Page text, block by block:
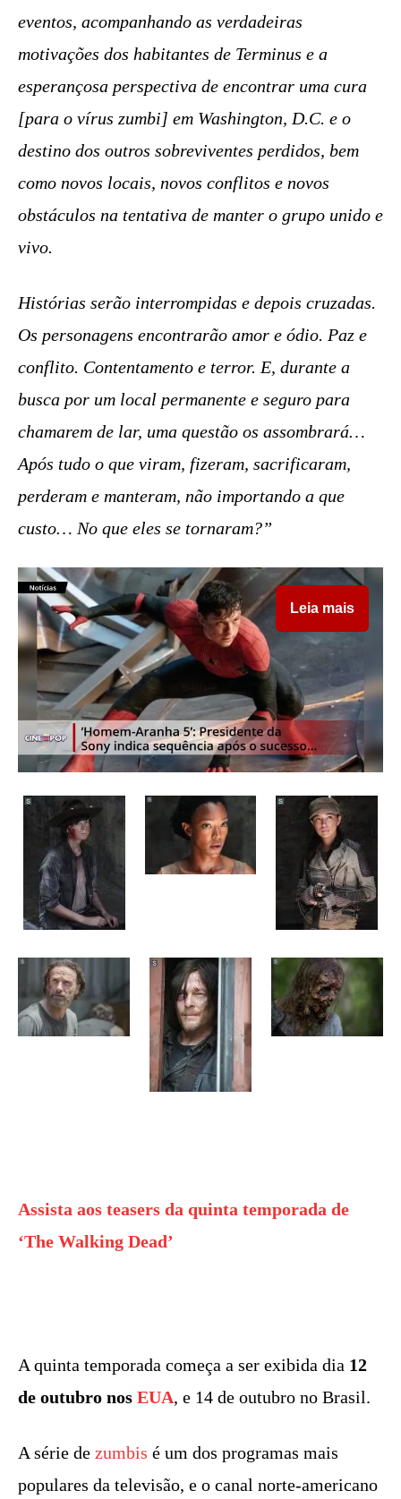
eventos, acompanhando as verdadeiras
motivações dos habitantes de Terminus e a
esperançosa perspectiva de encontrar uma cura
[para o vírus zumbi] em Washington, D.C. e o
destino dos outros sobreviventes perdidos, bem
como novos locais, novos conflitos e novos
obstáculos na tentativa de manter o grupo unido e
vivo.
Histórias serão interrompidas e depois cruzadas.
Os personagens encontrarão amor e ódio. Paz e
conflito. Contentamento e terror. E, durante a
busca por um local permanente e seguro para
chamarem de lar, uma questão os assombrará…
Após tudo o que viram, fizeram, sacrificaram,
perderam e manteram, não importando a que
custo… No que eles se tornaram?”
Leia mais
Assista aos teasers da quinta temporada de
‘The Walking Dead’
A quinta temporada começa a ser exibida dia 12
de outubro nos EUA, e 14 de outubro no Brasil.
A série de zumbis é um dos programas mais
populares da televisão, e o canal norte-americano